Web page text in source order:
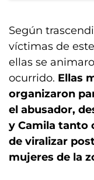
Según
víctimas de
ellas se
ocurrido. Ellas
organizaron
el abusador,
y Camila tanto
de viralizar
mujeres de la